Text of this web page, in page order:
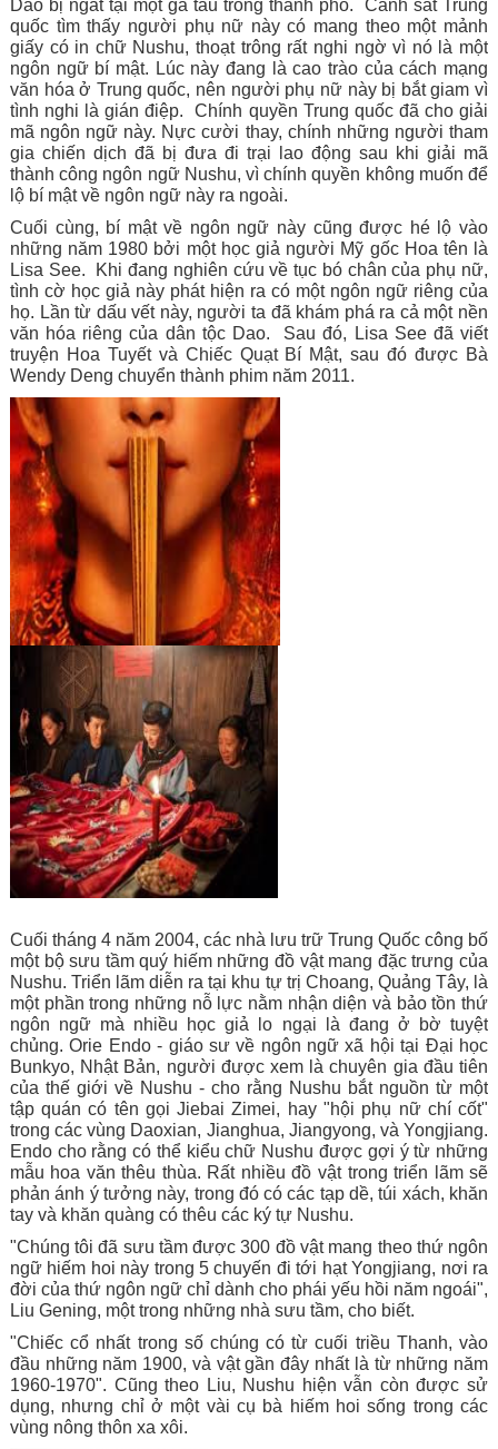
Dao bị ngất tại một ga tàu trong thành phố.  Cảnh sát Trung
quốc tìm thấy người phụ nữ này có mang theo một mảnh
giấy có in chữ Nushu, thoạt trông rất nghi ngờ vì nó là một
ngôn ngữ bí mật. Lúc này đang là cao trào của cách mạng
văn hóa ở Trung quốc, nên người phụ nữ này bị bắt giam vì
tình nghi là gián điệp.  Chính quyền Trung quốc đã cho giải
mã ngôn ngữ này. Nực cười thay, chính những người tham
gia chiến dịch đã bị đưa đi trại lao động sau khi giải mã
thành công ngôn ngữ Nushu, vì chính quyền không muốn để
lộ bí mật về ngôn ngữ này ra ngoài.
Cuối cùng, bí mật về ngôn ngữ này cũng được hé lộ vào
những năm 1980 bởi một học giả người Mỹ gốc Hoa tên là
Lisa See.  Khi đang nghiên cứu về tục bó chân của phụ nữ,
tình cờ học giả này phát hiện ra có một ngôn ngữ riêng của
họ. Lần từ dấu vết này, người ta đã khám phá ra cả một nền
văn hóa riêng của dân tộc Dao.  Sau đó, Lisa See đã viết
truyện Hoa Tuyết và Chiếc Quạt Bí Mật, sau đó được Bà
Wendy Deng chuyển thành phim năm 2011.
Cuối tháng 4 năm 2004, các nhà lưu trữ Trung Quốc công bố
một bộ sưu tầm quý hiếm những đồ vật mang đặc trưng của
Nushu. Triển lãm diễn ra tại khu tự trị Choang, Quảng Tây, là
một phần trong những nỗ lực nằm nhận diện và bảo tồn thứ
ngôn ngữ mà nhiều học giả lo ngại là đang ở bờ tuyệt
chủng. Orie Endo - giáo sư về ngôn ngữ xã hội tại Đại học
Bunkyo, Nhật Bản, người được xem là chuyên gia đầu tiên
của thế giới về Nushu - cho rằng Nushu bắt nguồn từ một
tập quán có tên gọi Jiebai Zimei, hay "hội phụ nữ chí cốt"
trong các vùng Daoxian, Jianghua, Jiangyong, và Yongjiang.
Endo cho rằng có thể kiểu chữ Nushu được gợi ý từ những
mẫu hoa văn thêu thùa. Rất nhiều đồ vật trong triển lãm sẽ
phản ánh ý tưởng này, trong đó có các tạp dề, túi xách, khăn
tay và khăn quàng có thêu các ký tự Nushu.
"Chúng tôi đã sưu tầm được 300 đồ vật mang theo thứ ngôn
ngữ hiếm hoi này trong 5 chuyến đi tới hạt Yongjiang, nơi ra
đời của thứ ngôn ngữ chỉ dành cho phái yếu hồi năm ngoái",
Liu Gening, một trong những nhà sưu tầm, cho biết.
"Chiếc cổ nhất trong số chúng có từ cuối triều Thanh, vào
đầu những năm 1900, và vật gần đây nhất là từ những năm
1960-1970". Cũng theo Liu, Nushu hiện vẫn còn được sử
dụng, nhưng chỉ ở một vài cụ bà hiếm hoi sống trong các
vùng nông thôn xa xôi.